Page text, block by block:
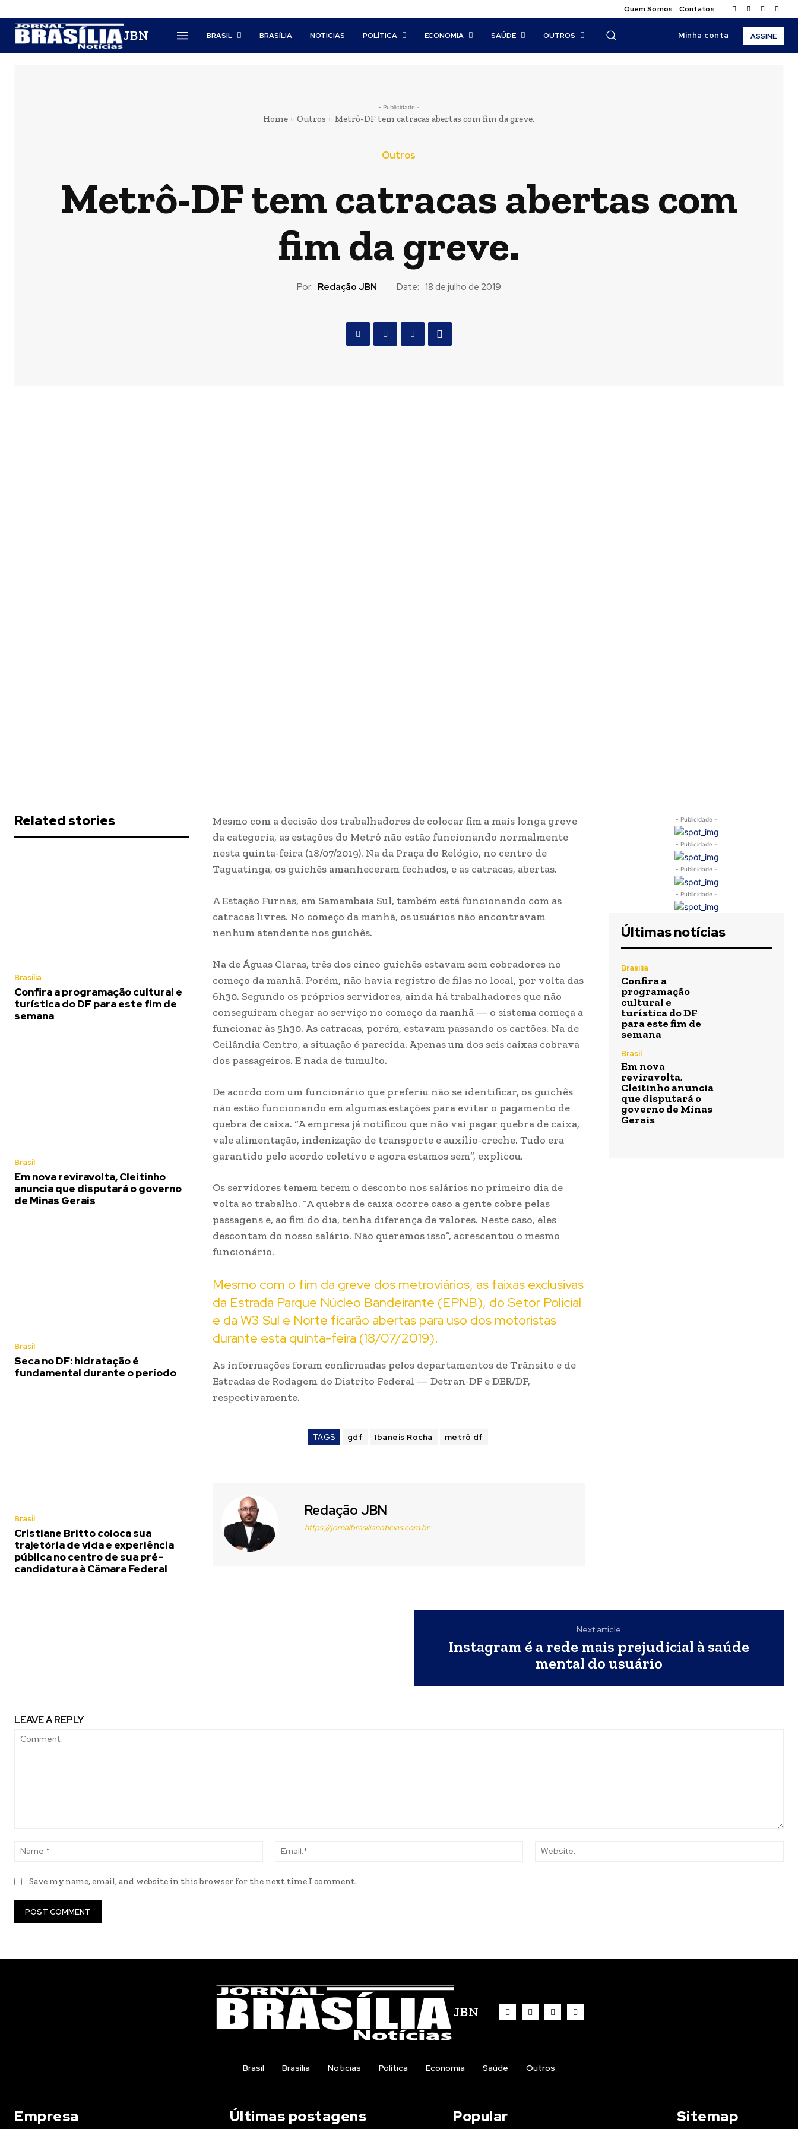
Quem Somos Contatos
JBN BRASIL BRASÍLIA NOTICIAS POLÍTICA ECONOMIA SAÚDE OUTROS Minha conta ASSINE
- Publicidade -
Home Outros Metrô-DF tem catracas abertas com fim da greve.
Outros
Metrô-DF tem catracas abertas com
fim da greve.
Por: Redação JBN Date: 18 de julho de 2019
Related stories
Brasília
Confira a programação cultural e
turística do DF para este fim de
semana
Brasil
Em nova reviravolta, Cleitinho
anuncia que disputará o governo
de Minas Gerais
Brasil
Seca no DF: hidratação é
fundamental durante o período
Brasil
Cristiane Britto coloca sua
trajetória de vida e experiência
pública no centro de sua pré-
candidatura à Câmara Federal
Mesmo com a decisão dos trabalhadores de colocar fim a mais longa greve
da categoria, as estações do Metrô não estão funcionando normalmente
nesta quinta-feira (18/07/2019). Na da Praça do Relógio, no centro de
Taguatinga, os guichês amanheceram fechados, e as catracas, abertas.
A Estação Furnas, em Samambaia Sul, também está funcionando com as
catracas livres. No começo da manhã, os usuários não encontravam
nenhum atendente nos guichês.
Na de Águas Claras, três dos cinco guichês estavam sem cobradores no
começo da manhã. Porém, não havia registro de filas no local, por volta das
6h30. Segundo os próprios servidores, ainda há trabalhadores que não
conseguiram chegar ao serviço no começo da manhã — o sistema começa a
funcionar às 5h30. As catracas, porém, estavam passando os cartões. Na de
Ceilândia Centro, a situação é parecida. Apenas um dos seis caixas cobrava
dos passageiros. E nada de tumulto.
De acordo com um funcionário que preferiu não se identificar, os guichês
não estão funcionando em algumas estações para evitar o pagamento de
quebra de caixa. “A empresa já notificou que não vai pagar quebra de caixa,
vale alimentação, indenização de transporte e auxílio-creche. Tudo era
garantido pelo acordo coletivo e agora estamos sem”, explicou.
Os servidores temem terem o desconto nos salários no primeiro dia de
volta ao trabalho. “A quebra de caixa ocorre caso a gente cobre pelas
passagens e, ao fim do dia, tenha diferença de valores. Neste caso, eles
descontam do nosso salário. Não queremos isso”, acrescentou o mesmo
funcionário.
Mesmo com o fim da greve dos metroviários, as faixas exclusivas
da Estrada Parque Núcleo Bandeirante (EPNB), do Setor Policial
e da W3 Sul e Norte ficarão abertas para uso dos motoristas
durante esta quinta-feira (18/07/2019).
As informações foram confirmadas pelos departamentos de Trânsito e de
Estradas de Rodagem do Distrito Federal — Detran-DF e DER/DF,
respectivamente.
TAGS gdf Ibaneis Rocha metrô df
Redação JBN
https://jornalbrasilianoticias.com.br
- Publicidade -
- Publicidade -
- Publicidade -
- Publicidade -
Últimas notícias
Brasília
Confira a
programação
cultural e
turística do DF
para este fim de
semana
Brasil
Em nova
reviravolta,
Cleitinho anuncia
que disputará o
governo de Minas
Gerais
Next article
Instagram é a rede mais prejudicial à saúde
mental do usuário
LEAVE A REPLY
Name:*
Email:*
Save my name, email, and website in this browser for the next time I comment.
JBN
Brasil Brasília Noticias Política Economia Saúde Outros
Empresa Últimas postagens Popular Sitemap